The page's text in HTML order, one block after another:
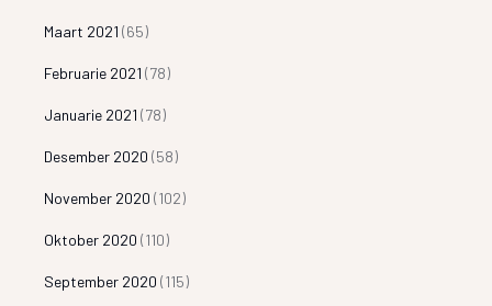
Maart 2021 (65)
Februarie 2021 (78)
Januarie 2021 (78)
Desember 2020 (58)
November 2020 (102)
Oktober 2020 (110)
September 2020 (115)